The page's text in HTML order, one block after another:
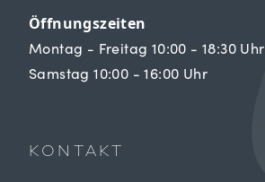
Öffnungszeiten
Montag - Freitag 10:00 - 18:30 Uhr
Samstag 10:00 - 16:00 Uhr
KONTAKT